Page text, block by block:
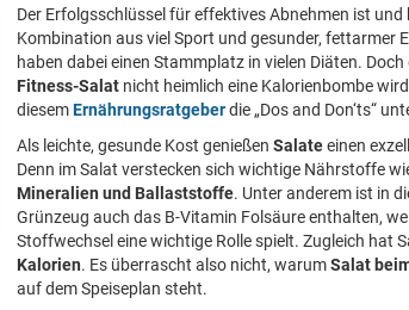
Der Erfolgsschlüssel für effektives Abnehmen ist und
Kombination aus viel Sport und gesunder, fettarmer
haben dabei einen Stammplatz in vielen Diäten.
Fitness-Salat nicht heimlich eine Kalorienbombe
diesemErnährungsratgeberdie „Dos and Don‘ts“
Als leichte, gesunde Kost genießen Salateeinen
Denn im Salat verstecken sich wichtige Nährstoffe
Mineralien und Ballaststoffe. Unter anderem ist in
Grünzeug auch das B-Vitamin Folsäure enthalten,
Stoffwechsel eine wichtige Rolle spielt. Zugleich hat
Kalorien. Es überrascht also nicht, warumSalat
auf dem Speiseplan steht.